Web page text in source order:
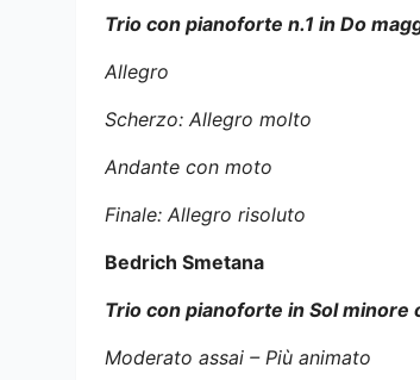
Trio con pianoforte n.1 in Do
Allegro
Scherzo: Allegro molto
Andante con moto
Finale: Allegro risoluto
Bedrich Smetana
Trio con pianoforte in Sol minore
Moderato assai – Più animato